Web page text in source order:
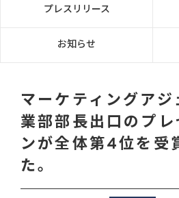
プレスリリース
お知らせ
マーケティングア
業部部長出口のプレ
ンが全体第4位を受
た。